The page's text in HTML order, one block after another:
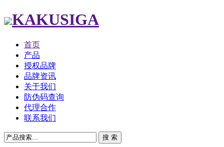
KAKUSIGA
首页
产品
授权品牌
品牌资讯
关于我们
防伪码查询
代理合作
联系我们